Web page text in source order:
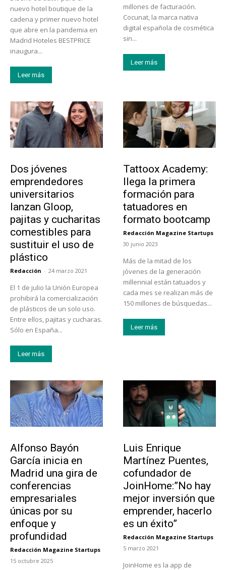
nuevo hotel boutique de la
cadena y primer nuevo hotel
que abre en la pandemia en
Madrid Hoteles BESTPRICE
inaugura...
Leer más
millones de facturación.
Cocunat, la marca nativa
digital española de cosmética
sin...
Leer más
Dos jóvenes
emprendedores
universitarios
lanzan Gloop,
pajitas y cucharitas
comestibles para
sustituir el uso de
plástico
Redacción - 24 marzo 2021
El 1 de julio la Unión Europea
prohibirá la comercialización
de plásticos de un solo uso.
Entre ellos, pajitas y cucharas.
Sólo en España...
Leer más
Tattoox Academy:
llega la primera
formación para
tatuadores en
formato bootcamp
Redacción Magazine Startups
-
30 junio 2023
Más de la mitad de los
jóvenes de la generación
millennial están tatuados y
cada mes se realizan más de
150 millones de búsquedas...
Leer más
Alfonso Bayón
García inicia en
Madrid una gira de
conferencias
empresariales
únicas por su
enfoque y
profundidad
Redacción Magazine Startups
-
15 octubre 2025
Luis Enrique
Martínez Puentes,
cofundador de
JoinHome:”No hay
mejor inversión que
emprender, hacerlo
es un éxito”
Redacción Magazine Startups
-
5 marzo 2021
JoinHome es la app de